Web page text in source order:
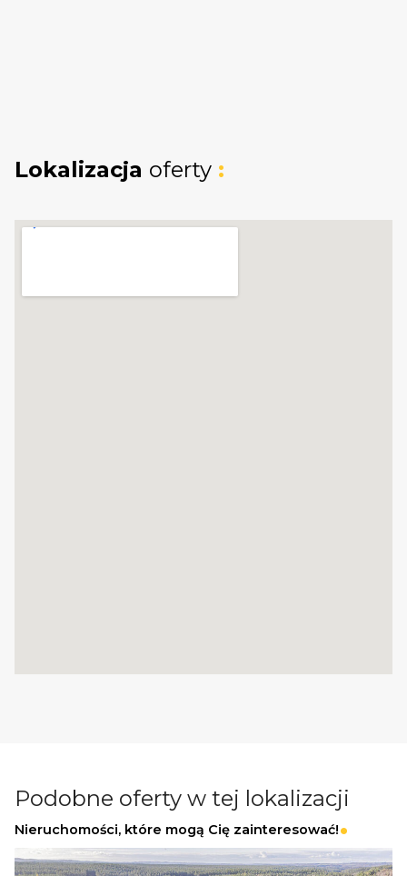
Lokalizacja oferty :
Podobne oferty w tej lokalizacji
Nieruchomości, które mogą Cię zainteresować!